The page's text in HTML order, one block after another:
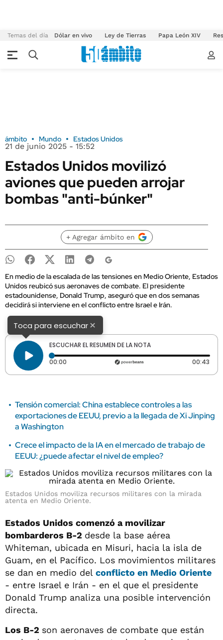
Temas del día Dólar en vivo Ley de Tierras Papa León XIV
ámbito Mundo Estados Unidos
21 de junio 2025 - 15:52
Estados Unidos movilizó
aviones que pueden arrojar
bombas "anti-búnker"
+ Agregar ámbito en
En medio de la escalada de las tensiones en Medio Oriente, Estados
Unidos reubicó sus aeronaves de combate. El presidente
estadounidense, Donald Trump, aseguró que en dos semanas
decidirá si interviene en el conflicto entre Israel e Irán.
Toca para escuchar×
ESCUCHAR EL RESUMEN DE LA NOTA
00:00 Tiempo transcurrido: 0 segundos 00:43
Tensión comercial: China establece controles a las
exportaciones de EEUU, previo a la llegada de Xi Jinping
a Washington
Crece el impacto de la IA en el mercado de trabajo de
EEUU: ¿puede afectar el nivel de empleo?
Estados Unidos moviliza recursos militares con la mirada
atenta en Medio Oriente.
Estados Unidos comenzó a movilizar
bombarderos B-2 desde la base aérea
Whiteman, ubicada en Misuri, hacia la isla de
Guam, en el Pacífico. Los movimientos militares
se dan en medio del conflicto en Medio Oriente
- entre Israel e Irán - en el que el presidente
Donald Trump analiza una posible intervención
directa.
Los B-2 son aeronaves de combate que están